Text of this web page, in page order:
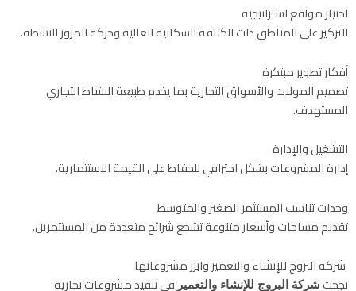
اختيار مواقع استراتيجية
التركيز على المناطق ذات الكثافة السكانية العالية وحركة المرور النشطة.
أفكار تطوير مبتكرة
تصميم المولات والأسواق التجارية بما يخدم طبيعة النشاط التجاري
المستهدف.
التشغيل والإدارة
إدارة المشروعات بشكل احترافي للحفاظ على القيمة الاستثمارية.
وحدات تناسب المستثمر الصغير والمتوسط
تقديم مساحات وأسعار متنوعة تشجع شرائح متعددة من المستثمرين.
شركة البروج للإنشاء والتعمير وابرز مشروعاتها
نجحت شركة البروج للإنشاء والتعمير في تنفيذ مشروعات تجارية